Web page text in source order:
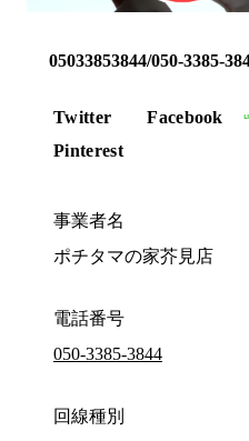
05033853844/050-3385-
Twitter Facebook
Pinterest
事業者名
ポチタマの家芥見店
電話番号
050-3385-3844
回線種別